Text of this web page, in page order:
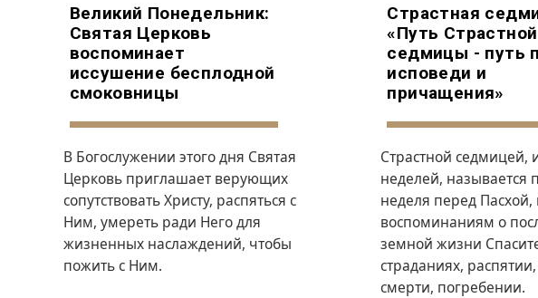
Великий Понедельник:
Святая Церковь
воспоминает
иссушение бесплодной
смоковницы
В Богослужении этого дня Святая
Церковь приглашает верующих
сопутствовать Христу, распяться с
Ним, умереть ради Него для
жизненных наслаждений, чтобы
пожить с Ним.
Страстная
«Путь Страстной
седмицы - путь
исповеди и
причащения»
Страстной седмицей,
неделей, называется
неделя перед
воспоминаниям о
земной жизни
страданиях,
смерти, погребении.